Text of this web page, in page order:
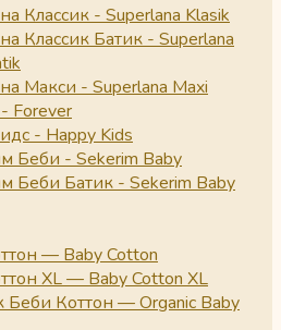
Классик - Superlana Klasik
Классик Батик - Superlana
Макси - Superlana Maxi
Forever
- Happy Kids
Беби - Sekerim Baby
Беби Батик - Sekerim Baby
— Baby Cotton
XL — Baby Cotton XL
Беби Коттон — Organic Baby